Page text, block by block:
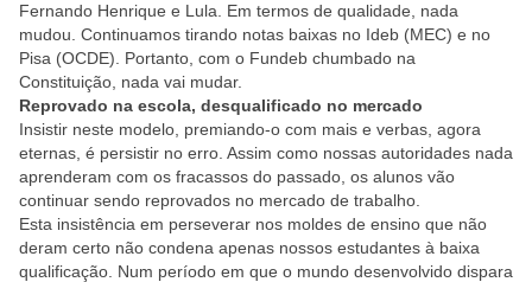
Fernando Henrique e Lula. Em termos de qualidade, nada
mudou. Continuamos tirando notas baixas no Ideb (MEC) e no
Pisa (OCDE). Portanto, com o Fundeb chumbado na
Constituição, nada vai mudar.
Reprovado na escola, desqualificado no mercado
Insistir neste modelo, premiando-o com mais e verbas, agora
eternas, é persistir no erro. Assim como nossas autoridades nada
aprenderam com os fracassos do passado, os alunos vão
continuar sendo reprovados no mercado de trabalho.
Esta insistência em perseverar nos moldes de ensino que não
deram certo não condena apenas nossos estudantes à baixa
qualificação. Num período em que o mundo desenvolvido dispara